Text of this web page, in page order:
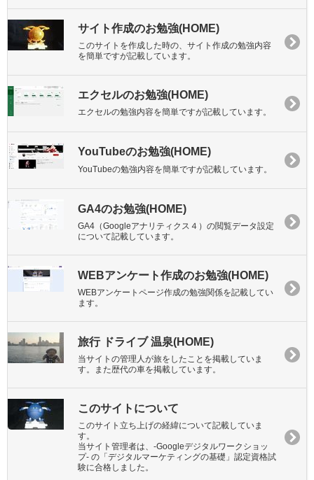
サイト作成のお勉強(HOME)
このサイトを作成した時の、サイト作成の勉強内容
を簡単ですが記載しています。
エクセルのお勉強(HOME)
エクセルの勉強内容を簡単ですが記載しています。
YouTubeのお勉強(HOME)
YouTubeの勉強内容を簡単ですが記載しています。
GA4のお勉強(HOME)
GA4（Googleアナリティクス４）の閲覧データ設定
について記載しています。
WEBアンケート作成のお勉強(HOME)
WEBアンケートページ作成の勉強関係を記載してい
ます。
旅行 ドライブ 温泉(HOME)
当サイトの管理人が旅をしたことを掲載していま
す。また歴代の車を掲載しています。
このサイトについて
このサイト立ち上げの経緯について記載していま
す。
当サイト管理者は、-Googleデジタルワークショッ
プ- の「デジタルマーケティングの基礎」認定資格試
験に合格しました。